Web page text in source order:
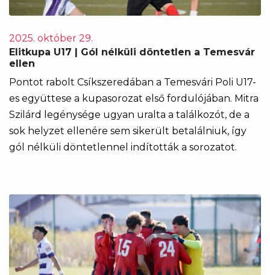
2025. október 29.
Elitkupa U17 | Gól nélküli döntetlen a Temesvár
ellen
Pontot rabolt Csíkszeredában a Temesvári Poli U17-
es együttese a kupasorozat első fordulójában. Mitra
Szilárd legénysége ugyan uralta a találkozót, de a
sok helyzet ellenére sem sikerült betalálniuk, így
gól nélküli döntetlennel indították a sorozatot.